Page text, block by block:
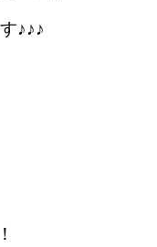
♪♪♪